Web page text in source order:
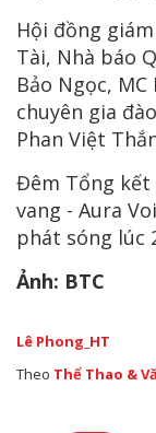
Hội đồng
Tài, Nhà báo
Bảo Ngọc,
chuyên gia
Phan Việt
Đêm Tổng kết
vang - Aura
phát sóng lúc
Ảnh: BTC
Lê Phong_HT
Theo Thể Thao &